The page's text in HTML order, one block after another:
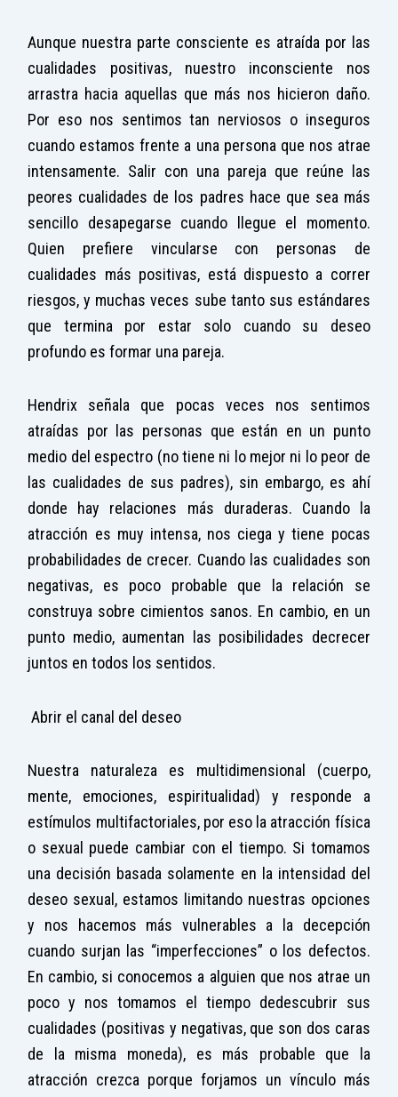
Aunque nuestra parte consciente es atraída por las
cualidades positivas, nuestro inconsciente nos
arrastra hacia aquellas que más nos hicieron daño.
Por eso nos sentimos tan nerviosos o inseguros
cuando estamos frente a una persona que nos atrae
intensamente. Salir con una pareja que reúne las
peores cualidades de los padres hace que sea más
sencillo desapegarse cuando llegue el momento.
Quien prefiere vincularse con personas de
cualidades más positivas, está dispuesto a correr
riesgos, y muchas veces sube tanto sus estándares
que termina por estar solo cuando su deseo
profundo es formar una pareja.
Hendrix señala que pocas veces nos sentimos
atraídas por las personas que están en un punto
medio del espectro (no tiene ni lo mejor ni lo peor de
las cualidades de sus padres), sin embargo, es ahí
donde hay relaciones más duraderas. Cuando la
atracción es muy intensa, nos ciega y tiene pocas
probabilidades de crecer. Cuando las cualidades son
negativas, es poco probable que la relación se
construya sobre cimientos sanos. En cambio, en un
punto medio, aumentan las posibilidades decrecer
juntos en todos los sentidos.
Abrir el canal del deseo
Nuestra naturaleza es multidimensional (cuerpo,
mente, emociones, espiritualidad) y responde a
estímulos multifactoriales, por eso la atracción física
o sexual puede cambiar con el tiempo. Si tomamos
una decisión basada solamente en la intensidad del
deseo sexual, estamos limitando nuestras opciones
y nos hacemos más vulnerables a la decepción
cuando surjan las “imperfecciones” o los defectos.
En cambio, si conocemos a alguien que nos atrae un
poco y nos tomamos el tiempo dedescubrir sus
cualidades (positivas y negativas, que son dos caras
de la misma moneda), es más probable que la
atracción crezca porque forjamos un vínculo más